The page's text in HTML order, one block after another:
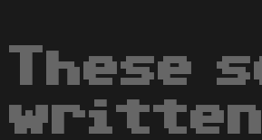
These
written